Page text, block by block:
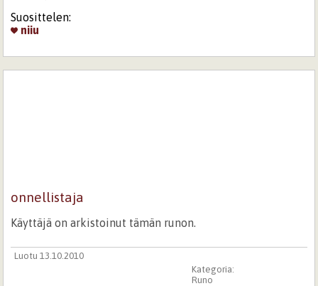
Suosittelen:
niiu
onnellistaja
Käyttäjä on arkistoinut tämän runon.
Luotu 13.10.2010
Kategoria:
Runo